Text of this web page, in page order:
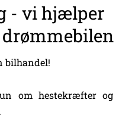
- vi hjælper
bilhandel!
om hestekræfter og